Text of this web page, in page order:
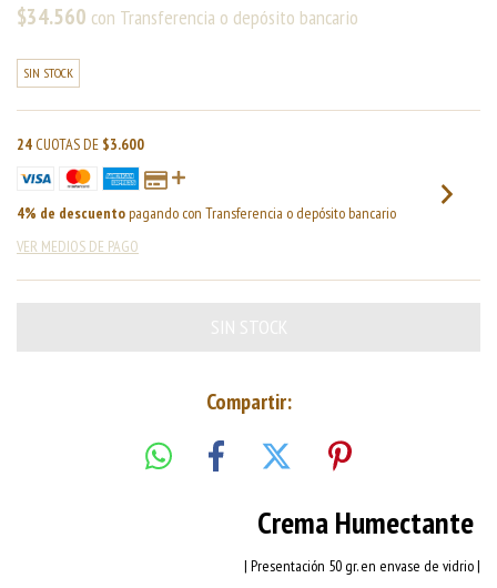
$34.560 con Transferencia o depósito bancario
SIN STOCK
24 CUOTAS DE $3.600
4% de descuentopagando con Transferencia o depósito bancario
VER MEDIOS DE PAGO
Compartir:
Crema Humectante
| Presentación 50 gr. en envase de vidrio |